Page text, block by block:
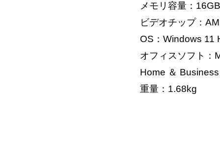
メモリ容量：16GB
ビデオチップ：
OS：Windows 11
オフィスソフト：
Home ＆
重量：1.68kg